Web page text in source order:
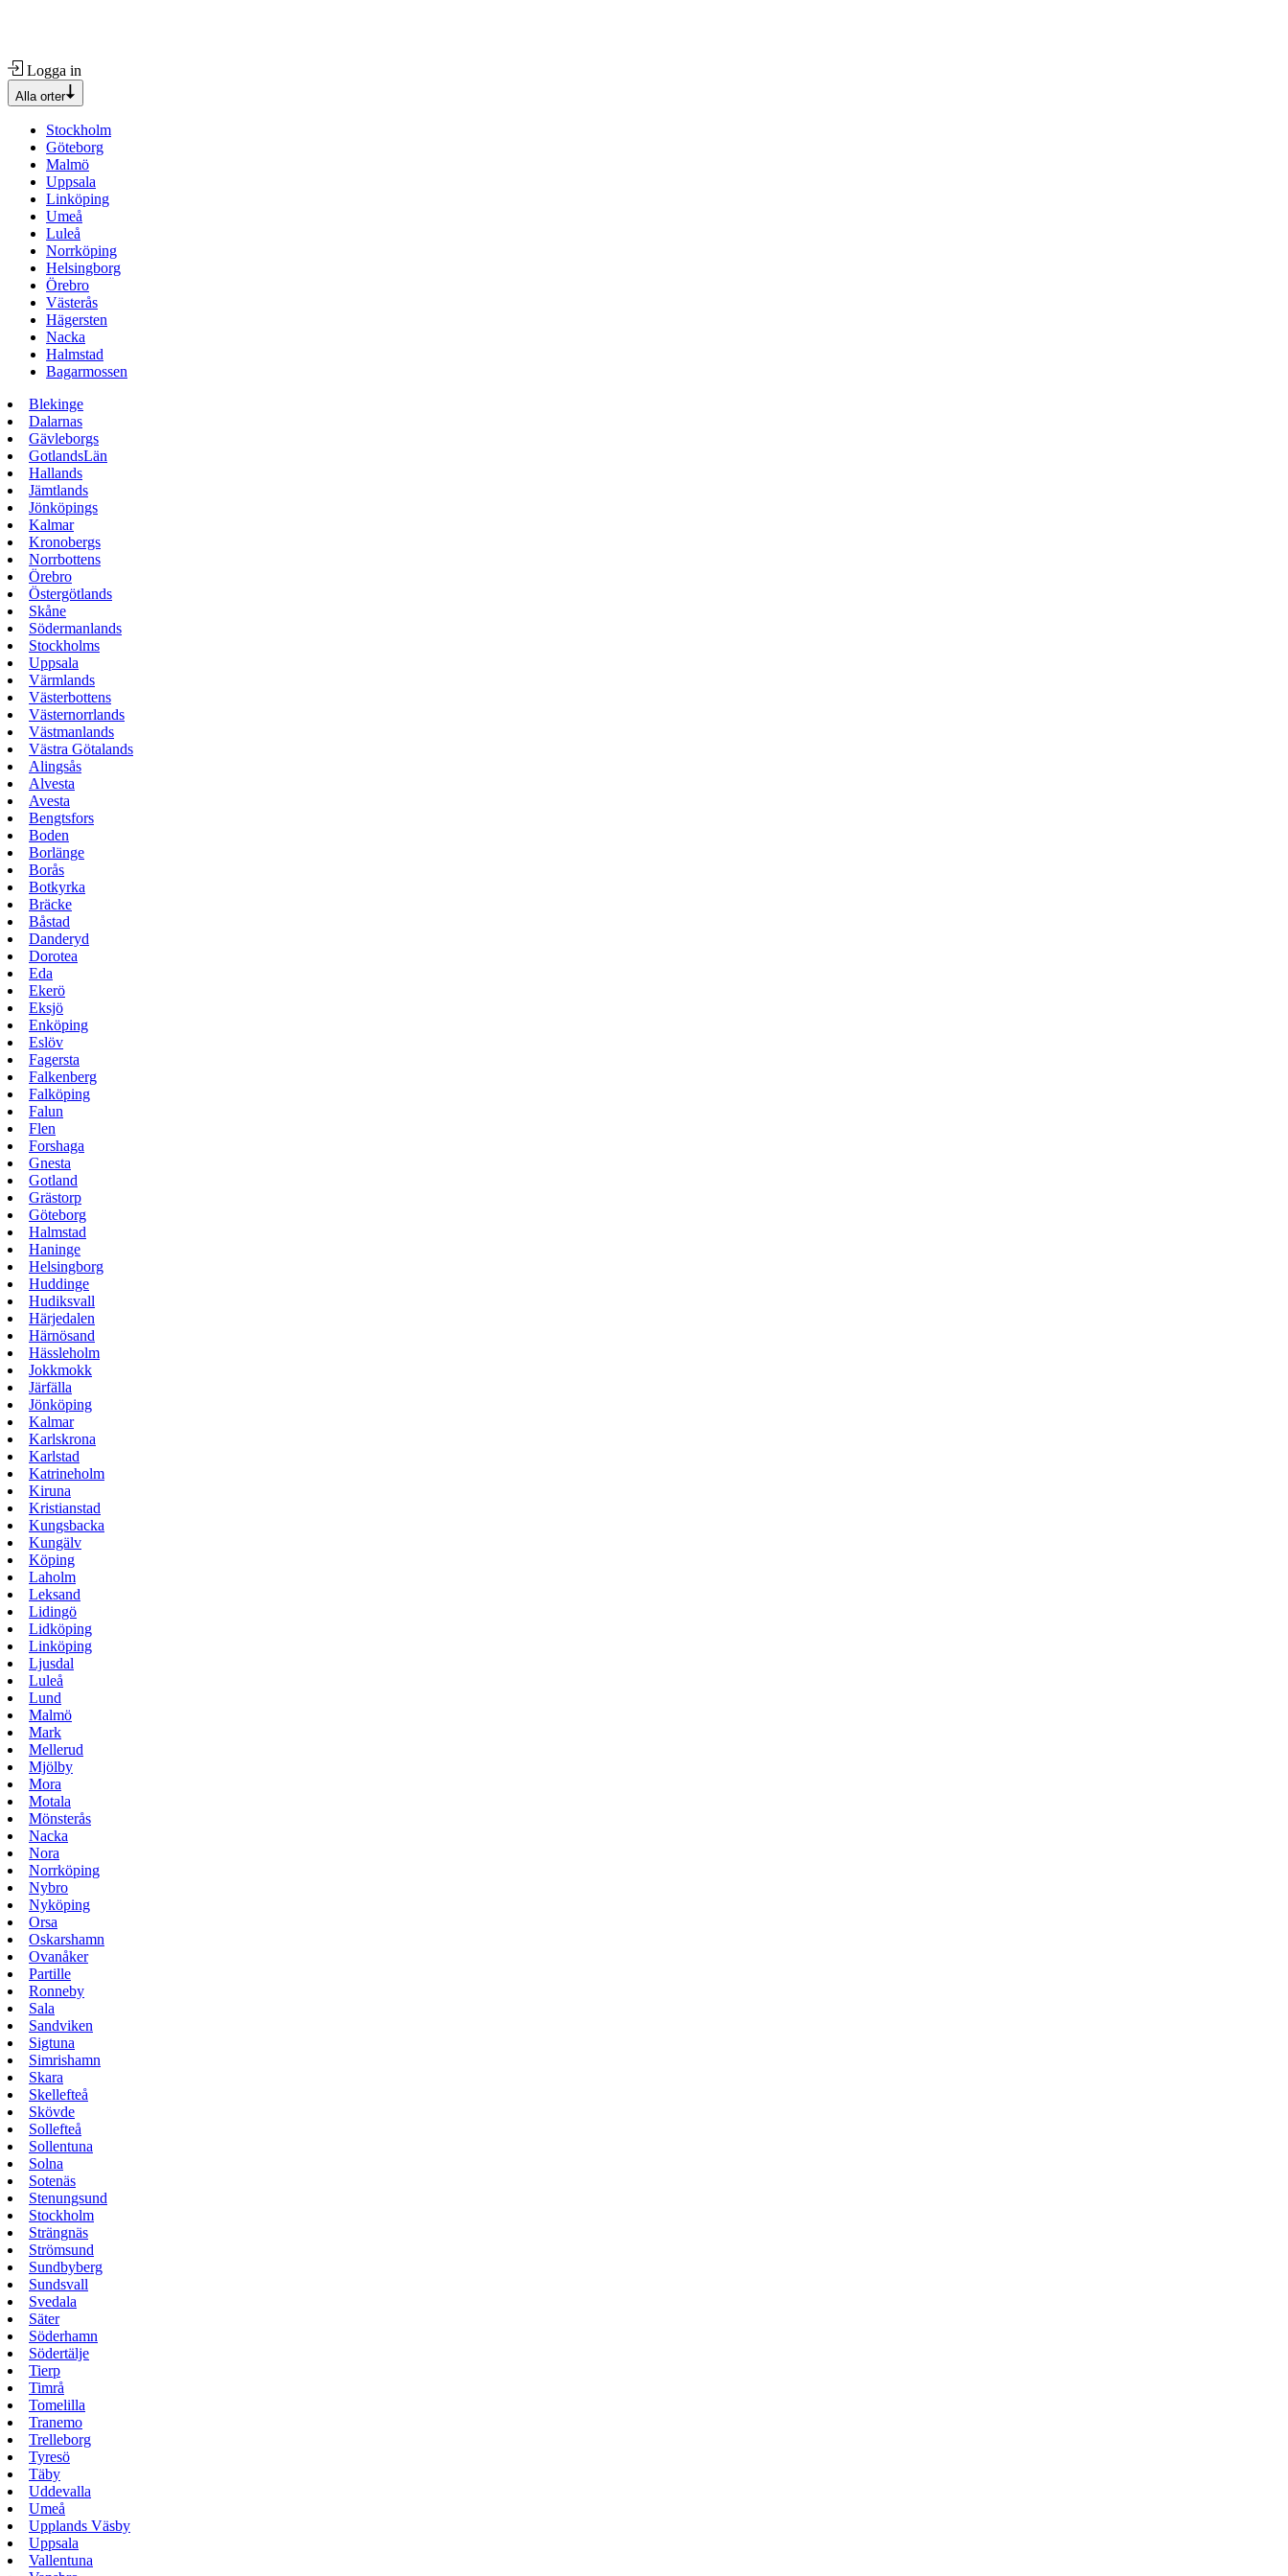
Logga in
Alla orter
Stockholm
Göteborg
Malmö
Uppsala
Linköping
Umeå
Luleå
Norrköping
Helsingborg
Örebro
Västerås
Hägersten
Nacka
Halmstad
Bagarmossen
Blekinge
Dalarnas
Gävleborgs
GotlandsLän
Hallands
Jämtlands
Jönköpings
Kalmar
Kronobergs
Norrbottens
Örebro
Östergötlands
Skåne
Södermanlands
Stockholms
Uppsala
Värmlands
Västerbottens
Västernorrlands
Västmanlands
Västra Götalands
Alingsås
Alvesta
Avesta
Bengtsfors
Boden
Borlänge
Borås
Botkyrka
Bräcke
Båstad
Danderyd
Dorotea
Eda
Ekerö
Eksjö
Enköping
Eslöv
Fagersta
Falkenberg
Falköping
Falun
Flen
Forshaga
Gnesta
Gotland
Grästorp
Göteborg
Halmstad
Haninge
Helsingborg
Huddinge
Hudiksvall
Härjedalen
Härnösand
Hässleholm
Jokkmokk
Järfälla
Jönköping
Kalmar
Karlskrona
Karlstad
Katrineholm
Kiruna
Kristianstad
Kungsbacka
Kungälv
Köping
Laholm
Leksand
Lidingö
Lidköping
Linköping
Ljusdal
Luleå
Lund
Malmö
Mark
Mellerud
Mjölby
Mora
Motala
Mönsterås
Nacka
Nora
Norrköping
Nybro
Nyköping
Orsa
Oskarshamn
Ovanåker
Partille
Ronneby
Sala
Sandviken
Sigtuna
Simrishamn
Skara
Skellefteå
Skövde
Sollefteå
Sollentuna
Solna
Sotenäs
Stenungsund
Stockholm
Strängnäs
Strömsund
Sundbyberg
Sundsvall
Svedala
Säter
Söderhamn
Södertälje
Tierp
Timrå
Tomelilla
Tranemo
Trelleborg
Tyresö
Täby
Uddevalla
Umeå
Upplands Väsby
Uppsala
Vallentuna